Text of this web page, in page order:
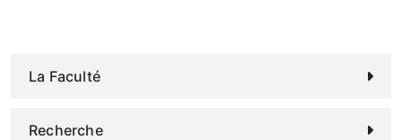
La Faculté
Recherche